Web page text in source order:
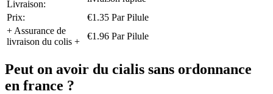
Livraison:
Prix:
€1.35 Par Pilule
+ Assurance de
livraison du colis +
€1.96 Par Pilule
Peut on avoir du cialis sans ordonnance
en france ?